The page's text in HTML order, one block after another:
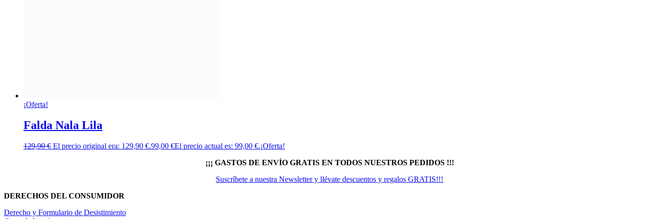
¡Oferta!
Falda Nala Lila
129,90€ El precio original era: 129,90 €.99,00 €El precio actual es: 99,00 €.¡Oferta!
¡¡¡ GASTOS DE ENVÍO GRATIS EN TODOS NUESTROS PEDIDOS !!!
Suscríbete a nuestra Newsletter y llévate descuentos y regalos GRATIS!!!
DERECHOS DEL CONSUMIDOR
Derecho y Formulario de Desistimiento